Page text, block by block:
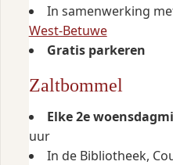
In samenwerking
West‑Betuwe
Gratis parkeren
Zaltbommel
Elke 2e
uur
In de Bibliotheek,